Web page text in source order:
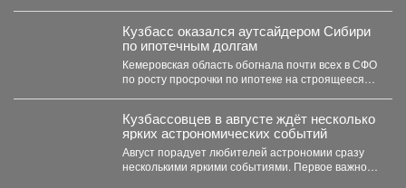
Кузбасс оказался аутсайдером Сибири
по ипотечным долгам
Кемеровская область обогнала почти всех в СФО
по росту просрочки по ипотеке на строящееся
Кузбассовцев в августе ждёт несколько
ярких астрономических событий
Август порадует любителей астрономии сразу
несколькими яркими событиями. Первое важное